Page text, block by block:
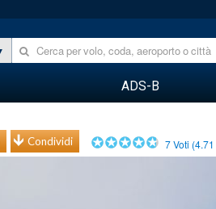
ADS-B
Condividi 7Voti (4.71